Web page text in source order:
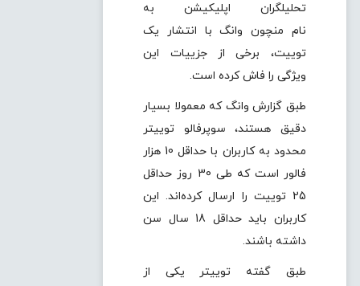
تحلیلگران اپلیکیشن به
نام منچون وانگ با انتشار یک
توییت، برخی از جزییات این
ویژگی را فاش کرده است.
طبق گزارش وانگ که معمولا بسیار
دقیق هستند، سوپرفالو توییتر
محدود به کاربران با حداقل 10 هزار
فالور است که طی 30 روز حداقل
25 توییت را ارسال کرده‌اند. این
کاربران باید حداقل 18 سال سن
داشته باشند.
طبق گفته توییتر یکی از